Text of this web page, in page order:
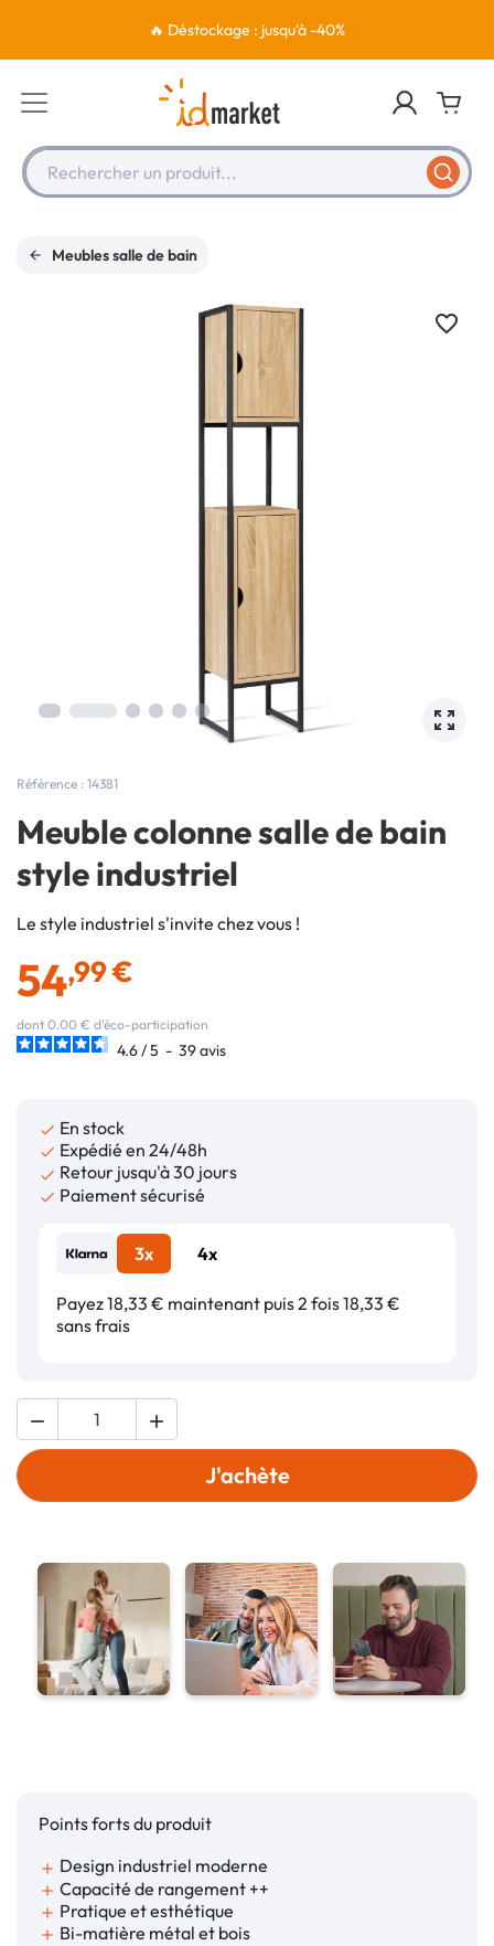
🔥 Déstockage : jusqu'à -40%
Rechercher un produit...
Meubles salle de bain
Référence : 14381
Meuble colonne salle de bain
style industriel
Le style industriel s'invite chez vous !
54,99 €
dont 0.00 € d'éco-participation
4.6/5 - 39avis
 En stock
 Expédié en 24/48h
 Retour jusqu'à 30 jours
 Paiement sécurisé
3x 4x
Payez 18,33 € maintenant puis 2 fois 18,33 €
sans frais
 
J'achète
favorite_border
Points forts du produit
add Design industriel moderne
add Capacité de rangement ++
add Pratique et esthétique
add Bi-matière métal et bois